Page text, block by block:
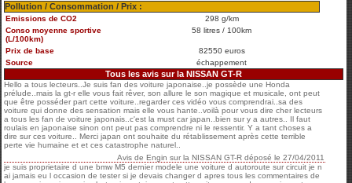
Pollution / Consommation / Prix :
Emissions de CO2
298 g/km
Conso moyenne sportive
(L/100km)
58 litres / 100km
Prix de base
82550 euros
Source
échappement
Tous les avis sur la NISSAN GT-R
Hello a tous lecteurs..Je suis fan des voiture japonaise..je possède une Honda
prélude..mais la gt-r elle vous fait rêver, son allure le son magique et musicale, ont peut
que être posséder part cette voiture..regarder ces vidéo vous comprendrai..sa des
voiture qui donne des sensation mais elle vous hante..voilà pour vous dire cher lecteurs
a tous les fan de voiture japonais..c'est la must car japan..bien sur y a autres.. Il faut
roulais en japonaise sinon ont peut pas comprendre ni le ressentir. Y a tant choses a
dire sur ces voiture.. Merci japan ont souhaite du rétablissement après cette terrible
perte vie humaine et et ces catastrophe naturel..
Avis deEngin surla NISSAN GT-R déposé le27/04/2011
je suis proprietaire d une bmw M5 dernier modele une voiture d autoroute sur circuit je n
ai jamais eu l occasion de tester si je devais changer d apres tous les commentaires de